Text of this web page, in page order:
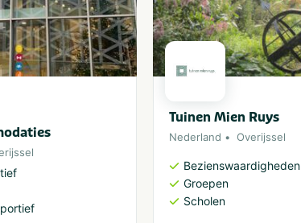
Tuinen Mien Ruys
Nederland Overijssel
Bezienswaardigheden
Groepen
Scholen